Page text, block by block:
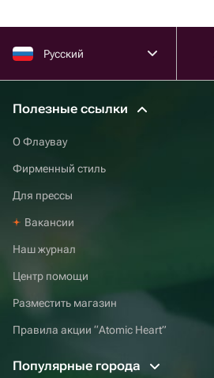
Русский
Полезные ссылки
О Флаувау
Фирменный стиль
Для прессы
Вакансии
Наш журнал
Центр помощи
Разместить магазин
Правила акции “Atomic Heart”
Популярные города